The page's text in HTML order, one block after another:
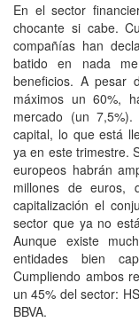
En el sector
chocante si cabe.
compañías han
batido en nada
beneficios. A pesar
máximos un 60%,
mercado (un
capital, lo que está
ya en este trimestre.
europeos habrán
millones de euros,
capitalización el
sector que ya no
Aunque existe
entidades bien
Cumpliendo ambos
un 45% del sector:
BBVA.